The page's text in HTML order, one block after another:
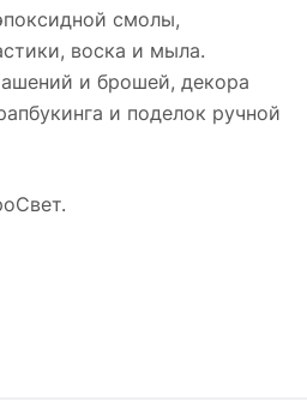
смолы,
воска и мыла.
и брошей, декора
и поделок ручной